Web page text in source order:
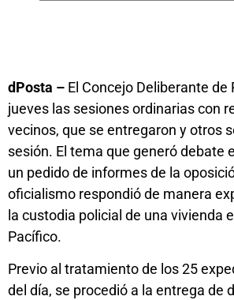
dPosta – El Concejo Deliberante de
jueves las sesiones ordinarias con
vecinos, que se entregaron y otros
sesión. El tema que generó debate
un pedido de informes de la
oficialismo respondió de manera
la custodia policial de una vivienda
Pacífico.
Previo al tratamiento de los 25
del día, se procedió a la entrega de